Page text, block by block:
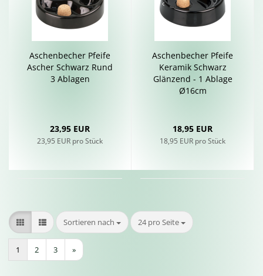
Aschen­be­cher Pfei­fe
Ascher Schwarz Rund
3 Ab­la­gen
23,95 EUR
23,95 EUR pro Stück
Aschen­be­cher Pfei­fe
Ke­ra­mik Schwarz
Glän­zend - 1 Ab­la­ge
Ø16cm
18,95 EUR
18,95 EUR pro Stück
Sortieren nach
Sortieren nach 24 pro Seite
pro Seite
1 2 3 »